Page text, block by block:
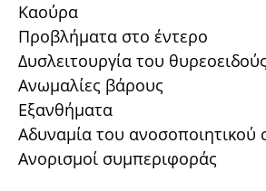
Καούρα
Προβλήματα στο έντερο
Δυσλειτουργία του θυρεοειδούς
Ανωμαλίες βάρους
Εξανθήματα
Αδυναμία του ανοσοποιητικού
Ανορισμοί συμπεριφοράς